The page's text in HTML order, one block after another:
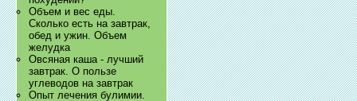
Объем и вес еды.
Сколько есть на завтрак,
обед и ужин. Объем
желудка
Овсяная каша - лучший
завтрак. О пользе
углеводов на завтрак
Опыт лечения булимии.